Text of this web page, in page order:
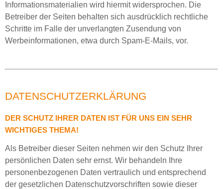
Informationsmaterialien wird hiermit widersprochen. Die
Betreiber der Seiten behalten sich ausdrücklich rechtliche
Schritte im Falle der unverlangten Zusendung von
Werbeinformationen, etwa durch Spam-E-Mails, vor.
DATENSCHUTZERKLÄRUNG
DER SCHUTZ IHRER DATEN IST FÜR UNS EIN SEHR
WICHTIGES THEMA!
Als Betreiber dieser Seiten nehmen wir den Schutz Ihrer
persönlichen Daten sehr ernst. Wir behandeln Ihre
personenbezogenen Daten vertraulich und entsprechend
der gesetzlichen Datenschutzvorschriften sowie dieser